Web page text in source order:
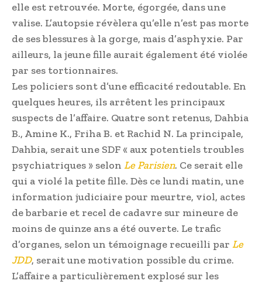
elle est retrouvée. Morte, égorgée, dans une
valise. L’autopsie révèlera qu’elle n’est pas morte
de ses blessures à la gorge, mais d’asphyxie. Par
ailleurs, la jeune fille aurait également été violée
par ses tortionnaires.
Les policiers sont d’une efficacité redoutable. En
quelques heures, ils arrêtent les principaux
suspects de l’affaire. Quatre sont retenus, Dahbia
B., Amine K., Friha B. et Rachid N. La principale,
Dahbia, serait une SDF « aux potentiels troubles
psychiatriques » selon Le Parisien. Ce serait elle
qui a violé la petite fille. Dès ce lundi matin, une
information judiciaire pour meurtre, viol, actes
de barbarie et recel de cadavre sur mineure de
moins de quinze ans a été ouverte. Le trafic
d’organes, selon un témoignage recueilli par Le
JDD, serait une motivation possible du crime.
L’affaire a particulièrement explosé sur les